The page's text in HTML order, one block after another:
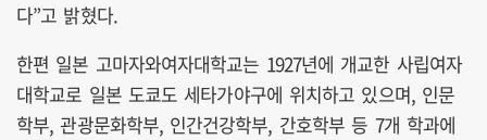
다”고 밝혔다.
한편 일본 고마자와여자대학교는 1927년에 개교한 사립여자
대학교로 일본 도쿄도 세타가야구에 위치하고 있으며, 인문
학부, 관광문화학부, 인간건강학부, 간호학부 등 7개 학과에